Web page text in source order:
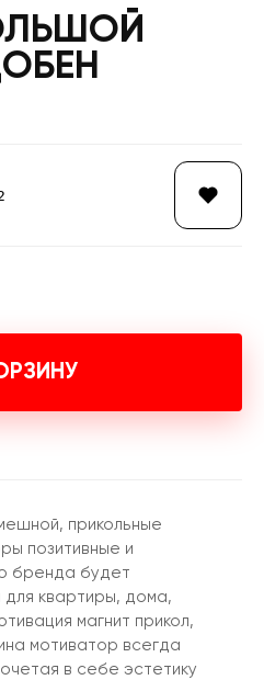
прикольные
позитивные и
бренда будет
квартиры, дома,
магнит прикол,
мотиватор всегда
в себе эстетику